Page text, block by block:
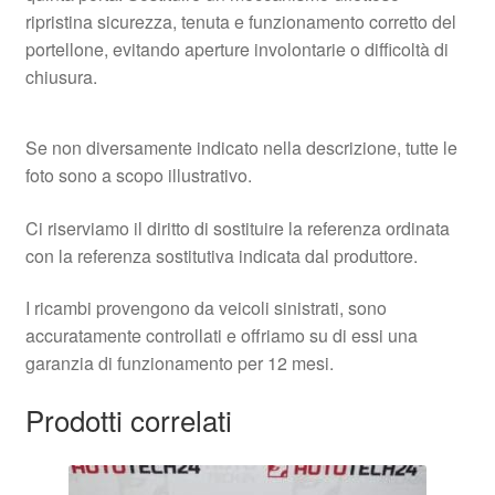
ripristina sicurezza, tenuta e funzionamento corretto del
portellone, evitando aperture involontarie o difficoltà di
chiusura.
Se non diversamente indicato nella descrizione, tutte le
foto sono a scopo illustrativo.
Ci riserviamo il diritto di sostituire la referenza ordinata
con la referenza sostitutiva indicata dal produttore.
I ricambi provengono da veicoli sinistrati, sono
accuratamente controllati e offriamo su di essi una
garanzia di funzionamento per 12 mesi.
Prodotti correlati